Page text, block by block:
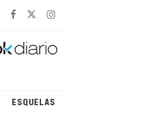
ESQUELAS